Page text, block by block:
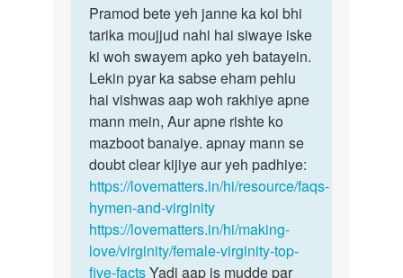
to
kya
mam
kb
tk
pta
lgta
h
ki…
by
Parmod
kumar
Pramod
bete
yeh
janne
ka
koi…
Pramod bete yeh janne ka koi bhi
tarika moujjud nahi hai siwaye iske
ki woh swayem apko yeh batayein.
Lekin pyar ka sabse eham pehlu
hai vishwas aap woh rakhiye apne
mann mein, Aur apne rishte ko
mazboot banaiye. apnay mann se
doubt clear kijiye aur yeh padhiye:
https://lovematters.in/hi/resource/faqs-
hymen-and-virginity
https://lovematters.in/hi/making-
love/virginity/female-virginity-top-
five-factsYadi aap is mudde par